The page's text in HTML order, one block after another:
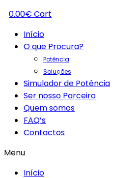
0.00€ Cart
Início
O que Procura?
Potência
Soluções
Simulador de Potência
Ser nosso Parceiro
Quem somos
FAQ’s
Contactos
Menu
Início